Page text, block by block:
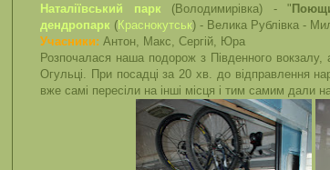
Наталіївський парк (Володимирівка) - "
дендропарк (Краснокутськ) - Велика Рублівка -
Учасники: Антон, Макс, Сергій, Юра
Розпочалася наша подорож з Південного
Огульці. При посадці за 20 хв. до відправлення
вже самі пересіли на інші місця і тим самим дали